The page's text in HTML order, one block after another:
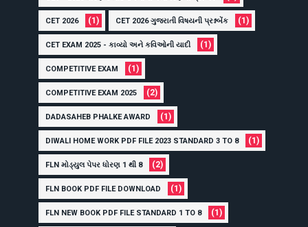
CET 2026 (1) CET 2026 ગુજરાતી વિષયની પ્રશ્નબેંક (1)
CET EXAM 2025 - કાવ્યો અને કવિઓની યાદી (1)
COMPETITIVE EXAM (1)
COMPETITIVE EXAM 2025 (2)
DADASAHEB PHALKE AWARD (1)
DIWALI HOME WORK PDF FILE 2023 STANDARD 3 TO 8 (1)
FLN મોડ્યુલ પેપર ધોરણ 1 થી 8 (2)
FLN BOOK PDF FILE DOWNLOAD (1)
FLN NEW BOOK PDF FILE STANDARD 1 TO 8 (1)